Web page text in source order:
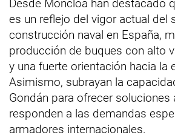
Desde Moncloa han destacado
es un reflejo del vigor actual del
construcción naval en España,
producción de buques con alto
y una fuerte orientación hacia la
Asimismo, subrayan la
Gondán para ofrecer soluciones
responden a las demandas
armadores internacionales.